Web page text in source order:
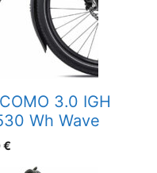
3.0 IGH
Wh Wave
€